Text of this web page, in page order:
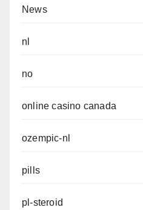
News
nl
no
online casino canada
ozempic-nl
pills
pl-steroid